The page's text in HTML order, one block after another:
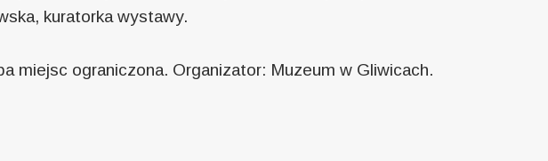
kuratorka wystawy.
miejsc ograniczona. Organizator: Muzeum w Gliwicach.